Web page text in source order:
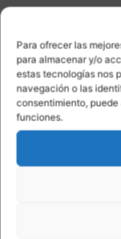
Para ofrecer las
para almacenar y/o
estas tecnologías nos
navegación o las
consentimiento,
funciones.